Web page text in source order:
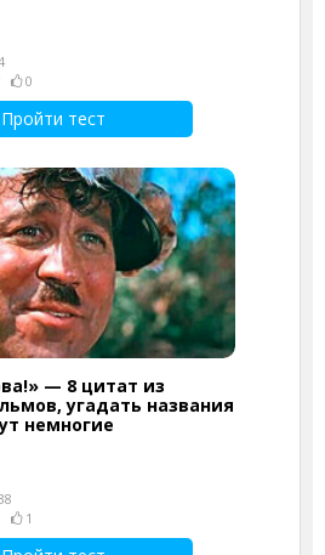
0
Пройти тест
— 8 цитат из
угадать названия
немногие
1